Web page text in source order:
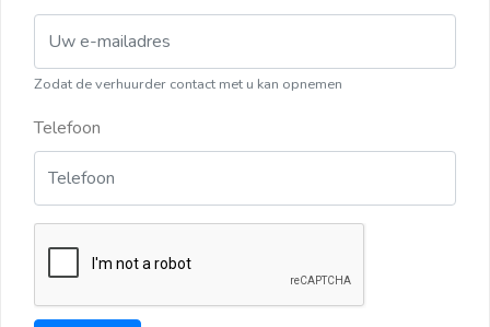
Zodat de verhuurder contact met u kan opnemen
Telefoon